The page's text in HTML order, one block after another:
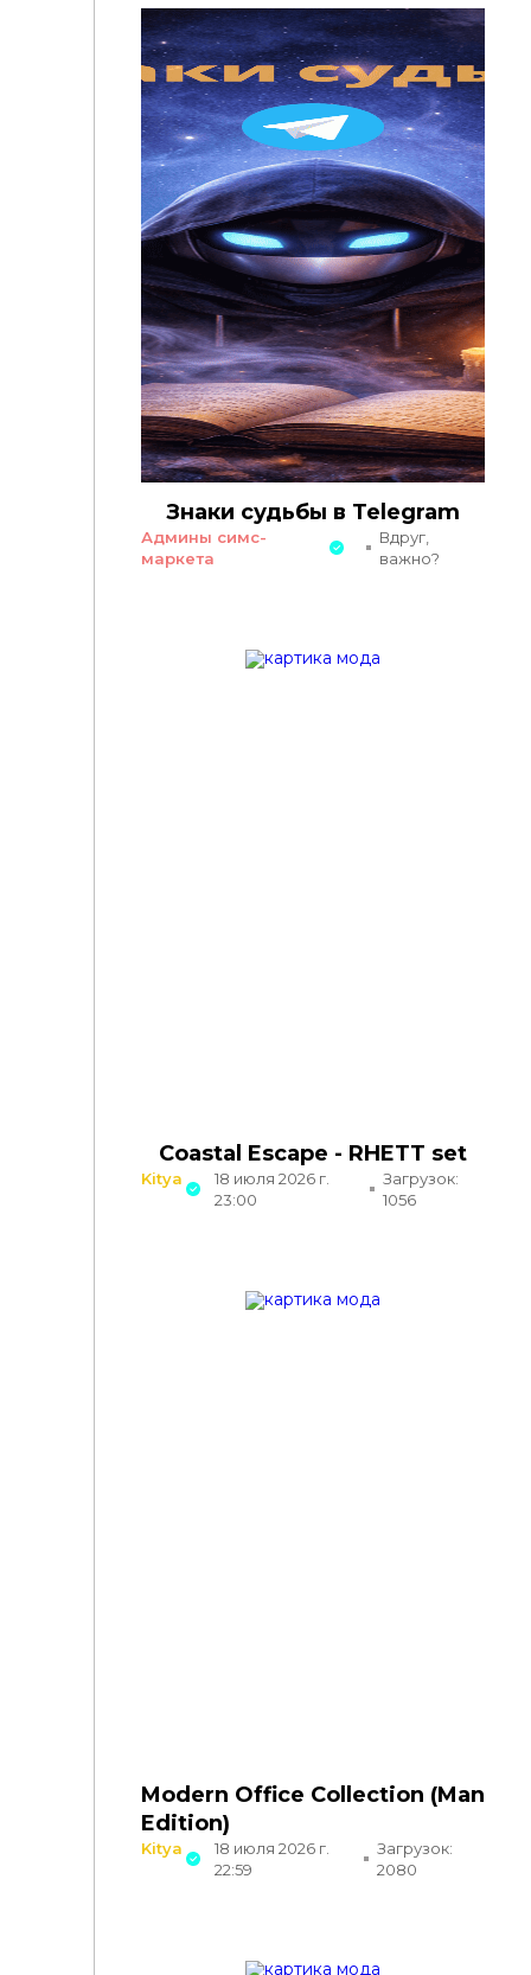
Знаки судьбы в Telegram
Админы симс-
маркета
Вдруг,
важно?
Coastal Escape - RHETT set
Kitya
18 июля 2026 г.
23:00
Загрузок:
1056
Modern Office Collection (Man
Edition)
Kitya
18 июля 2026 г.
22:59
Загрузок:
2080